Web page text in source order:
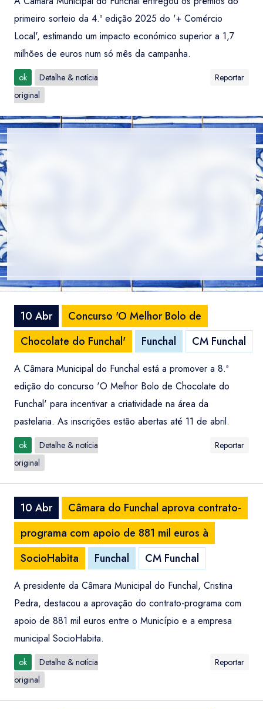
primeiro sorteio da 4.ª edição 2025 do '+ Comércio
Local', estimando um impacto económico superior a 1,7
milhões de euros num só mês da campanha.
ok
Detalhe & notícia
original
Reportar
10 Abr
Concurso 'O Melhor Bolo de
Chocolate do Funchal'
Funchal CM Funchal
A Câmara Municipal do Funchal está a promover a 8.ª
edição do concurso 'O Melhor Bolo de Chocolate do
Funchal' para incentivar a criatividade na área da
pastelaria. As inscrições estão abertas até 11 de abril.
ok
Detalhe & notícia
original
Reportar
10 Abr
Câmara do Funchal aprova contrato-
programa com apoio de 881 mil euros à
SocioHabita
Funchal CM Funchal
A presidente da Câmara Municipal do Funchal, Cristina
Pedra, destacou a aprovação do contrato-programa com
apoio de 881 mil euros entre o Município e a empresa
municipal SocioHabita.
ok
Detalhe & notícia
original
Reportar